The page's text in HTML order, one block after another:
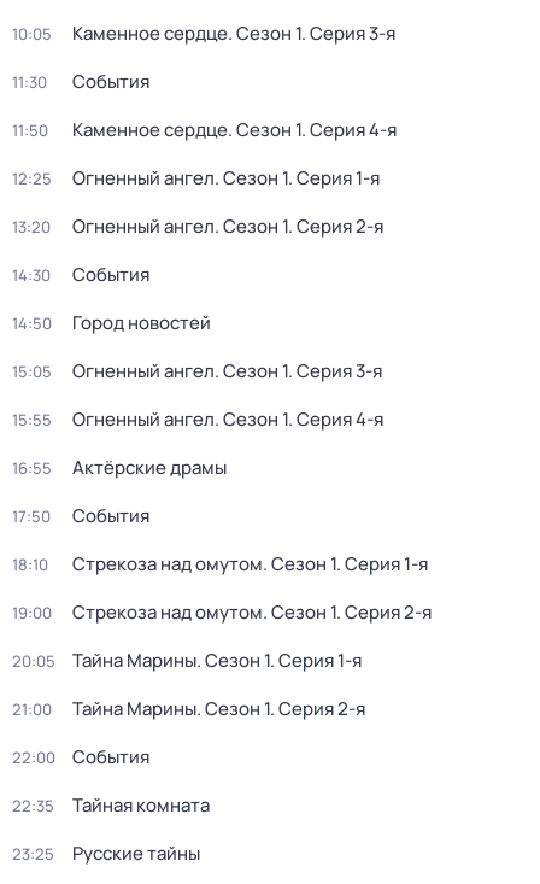
10:05 Каменное сердце. Сезон 1. Серия 3-я
11:30 События
11:50 Каменное сердце. Сезон 1. Серия 4-я
12:25 Огненный ангел. Сезон 1. Серия 1-я
13:20 Огненный ангел. Сезон 1. Серия 2-я
14:30 События
14:50 Город новостей
15:05 Огненный ангел. Сезон 1. Серия 3-я
15:55 Огненный ангел. Сезон 1. Серия 4-я
16:55 Актёрские драмы
17:50 События
18:10 Стрекоза над омутом. Сезон 1. Серия 1-я
19:00 Стрекоза над омутом. Сезон 1. Серия 2-я
20:05 Тайна Марины. Сезон 1. Серия 1-я
21:00 Тайна Марины. Сезон 1. Серия 2-я
22:00 События
22:35 Тайная комната
23:25 Русские тайны